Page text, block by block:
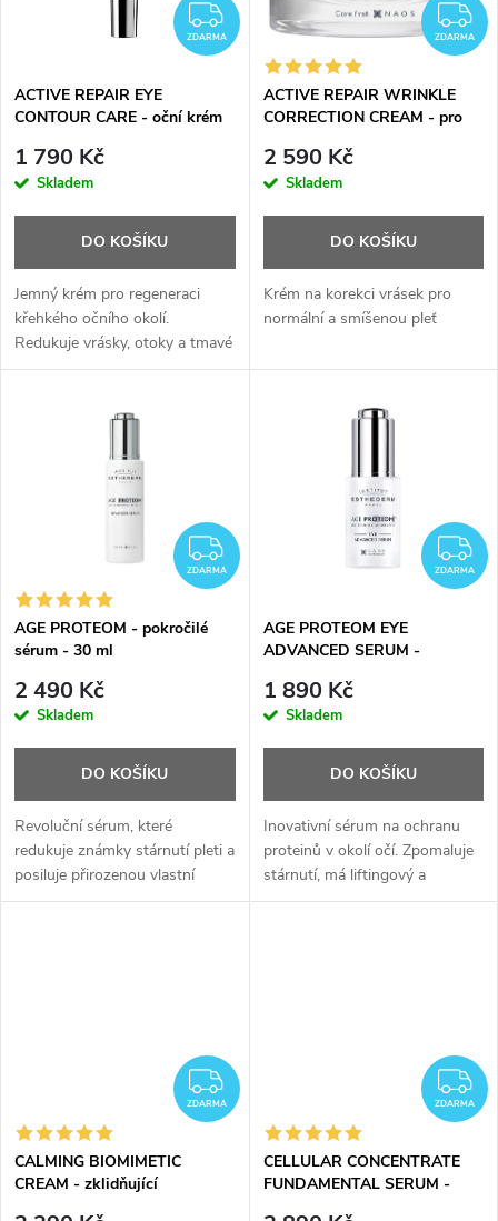
s
p
r
d
u
ZDARMA
ZDARMA
ACTIVE REPAIR EYE
CONTOUR CARE - oční krém
1 790 Kč
Skladem
DO KOŠÍKU
Jemný krém pro regeneraci
křehkého očního okolí.
Redukuje vrásky, otoky a tmavé
kruhy.
ZDARMA
ACTIVE REPAIR WRINKLE
CORRECTION CREAM - pro
2 590 Kč
Skladem
DO KOŠÍKU
Krém na korekci vrásek pro
normální a smíšenou pleť
ZDARMA
ZDARMA
AGE PROTEOM - pokročilé
sérum - 30 ml
2 490 Kč
Skladem
DO KOŠÍKU
Revoluční sérum, které
redukuje známky stárnutí pleti a
posiluje přirozenou vlastní
regenerační schopnost
ZDARMA
AGE PROTEOM EYE
ADVANCED SERUM -
1 890 Kč
Skladem
DO KOŠÍKU
Inovativní sérum na ochranu
proteinů v okolí očí. Zpomaluje
stárnutí, má liftingový a
hydratační účinek. Působí proti
ZDARMA
ZDARMA
CALMING BIOMIMETIC
CREAM - zklidňující
ZDARMA
CELLULAR CONCENTRATE
FUNDAMENTAL SERUM -